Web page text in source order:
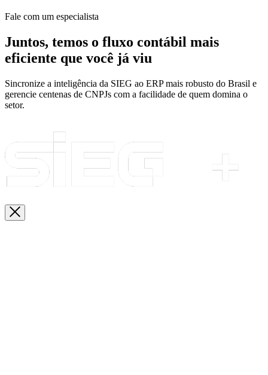
Fale com um especialista
Juntos, temos o fluxo contábil mais
eficiente que você já viu
Sincronize a inteligência da SIEG ao ERP mais robusto do Brasil e
gerencie centenas de CNPJs com a facilidade de quem domina o
setor.